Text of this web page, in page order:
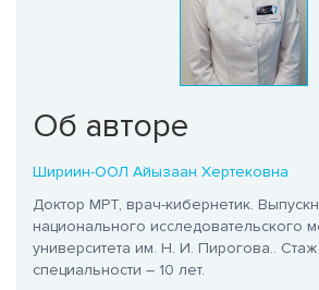
Об авторе
Шириин-ООЛ Айызаан Хертековна
Доктор МРТ, врач-кибернетик.
национального исследовательского
университета им. Н. И. Пирогова..
специальности – 10 лет.